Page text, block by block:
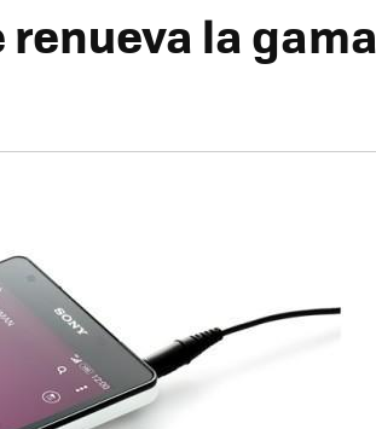
renueva la gama